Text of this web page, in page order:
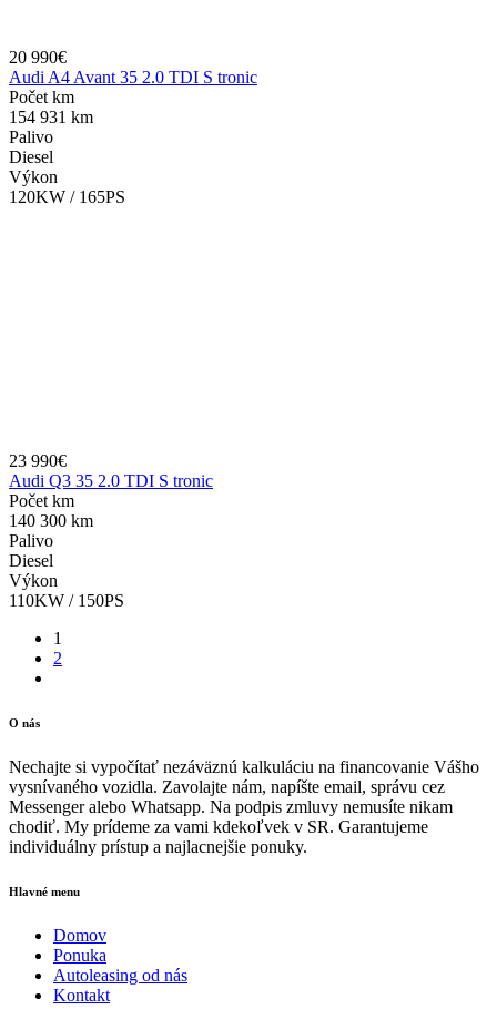
20 990€
Audi A4 Avant 35 2.0 TDI S tronic
Počet km
154 931 km
Palivo
Diesel
Výkon
120KW / 165PS
23 990€
Audi Q3 35 2.0 TDI S tronic
Počet km
140 300 km
Palivo
Diesel
Výkon
110KW / 150PS
1
2
O nás
Nechajte si vypočítať nezáväznú kalkuláciu na financovanie Vášho
vysnívaného vozidla. Zavolajte nám, napíšte email, správu cez
Messenger alebo Whatsapp. Na podpis zmluvy nemusíte nikam
chodiť. My prídeme za vami kdekoľvek v SR. Garantujeme
individuálny prístup a najlacnejšie ponuky.
Hlavné menu
Domov
Ponuka
Autoleasing od nás
Kontakt